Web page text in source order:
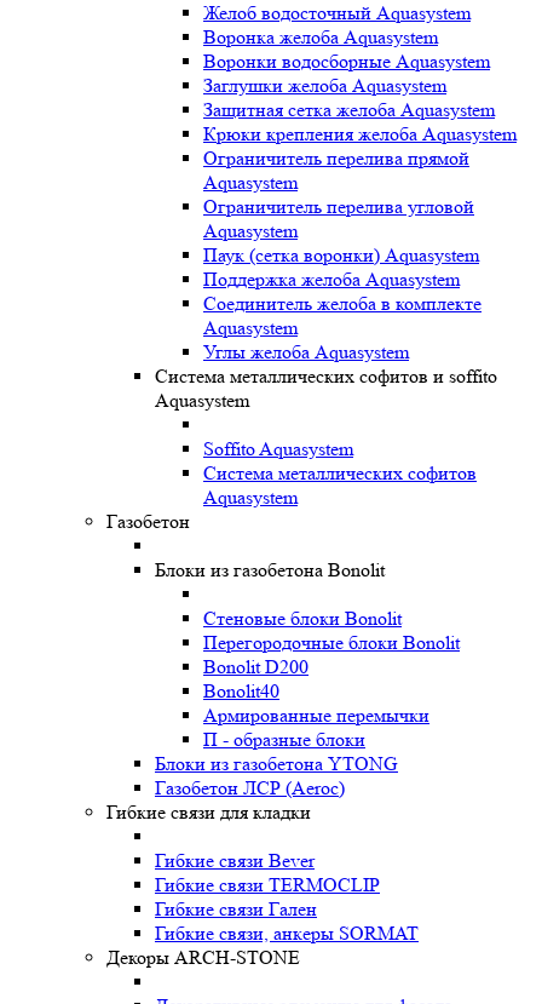
Желоб водосточный Aquasystem
Воронка желоба Aquasystem
Воронки водосборные Aquasystem
Заглушки желоба Aquasystem
Защитная сетка желоба Aquasystem
Крюки крепления желоба Aquasystem
Ограничитель перелива прямой
Aquasystem
Ограничитель перелива угловой
Aquasystem
Паук (сетка воронки) Aquasystem
Поддержка желоба Aquasystem
Соединитель желоба в комплекте
Aquasystem
Углы желоба Aquasystem
Система металлических софитов и soffito
Aquasystem
Soffito Aquasystem
Система металлических софитов
Aquasystem
Газобетон
Блоки из газобетона Bonolit
Стеновые блоки Bonolit
Перегородочные блоки Bonolit
Bonolit D200
Bonolit40
Армированные перемычки
П - образные блоки
Блоки из газобетона YTONG
Газобетон ЛСР (Aeroc)
Гибкие связи для кладки
Гибкие связи Bever
Гибкие связи TERMOCLIP
Гибкие связи Гален
Гибкие связи, анкеры SORMAT
Декоры ARCH-STONE